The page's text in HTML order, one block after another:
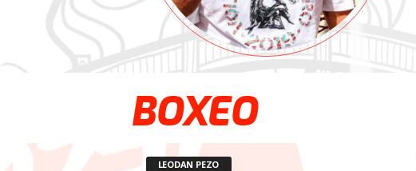
BOXEO
LEODAN PEZO